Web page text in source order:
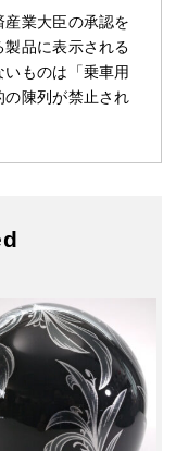
業大臣の承認を
品に表示される
ものは「乗車用
陳列が禁止され